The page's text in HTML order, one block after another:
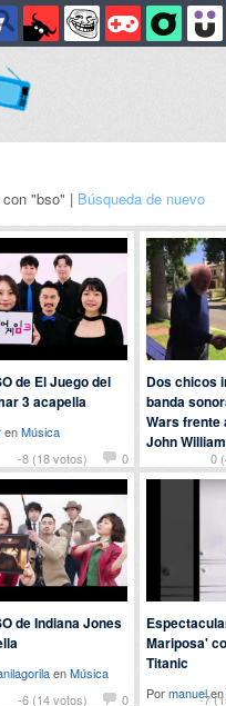
"bso" | Búsqueda de nuevo
-8 (18 votos)
0
de El Juego del
3 acapella
enMúsica
0
Dos chicos
banda
Wars frente
John
Porjohnen
-6 (14 votos)
0
de Indiana Jones
enMúsica
-7
Mariposa'
Titanic
Pormanuelen